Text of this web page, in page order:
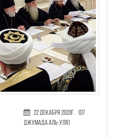
22 Декабря 2020г. (07
Джумада аль-уля)